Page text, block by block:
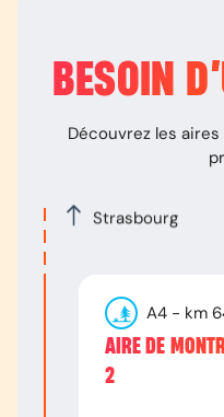
BESOIN D’
Découvrez les
Strasbourg
A4 - km
AIRE DE
2